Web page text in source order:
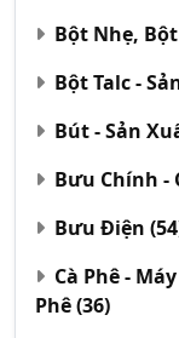
Bột Nhẹ,
Bột Talc -
Bút - Sản
Bưu Chính -
Bưu Điện
Cà Phê -
Phê(36)